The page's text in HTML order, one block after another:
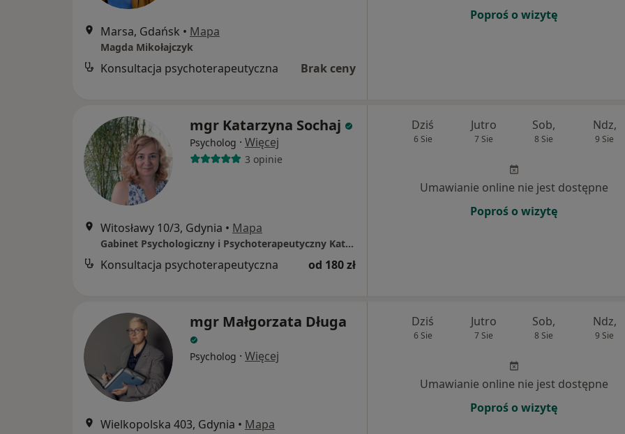
Marsa, Gdańsk • Mapa
Magda Mikołajczyk
Konsultacja psychoterapeutyczna Brak ceny
Poproś o wizytę
mgr Katarzyna Sochaj
Psycholog · Więcej
3 opinie
Witosławy 10/3, Gdynia • Mapa
Gabinet Psychologiczny i Psychoterapeutyczny Katarzyna Sochaj
Konsultacja psychoterapeutyczna od 180 zł
Dziś
6 Sie
Jutro
7 Sie
Sob,
8 Sie
Ndz,
9 Sie
Umawianie online nie jest dostępne
Poproś o wizytę
mgr Małgorzata Długa
Psycholog · Więcej
Wielkopolska 403, Gdynia • Mapa
Dziś
6 Sie
Jutro
7 Sie
Sob,
8 Sie
Ndz,
9 Sie
Umawianie online nie jest dostępne
Poproś o wizytę